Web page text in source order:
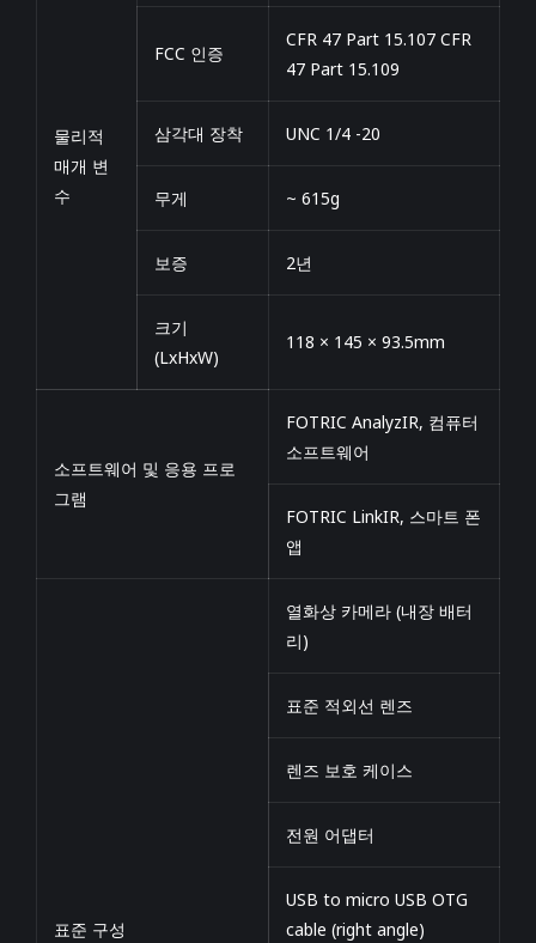
물리적
매개 변
수
FCC 인증
CFR 47 Part 15.107 CFR
47 Part 15.109
삼각대 장착 UNC 1/4 -20
무게 ~ 615g
보증 2년
크기
(LxHxW)
118 × 145 × 93.5mm
소프트웨어 및 응용 프로
그램
FOTRIC AnalyzIR, 컴퓨터
소프트웨어
FOTRIC LinkIR, 스마트 폰
앱
표준 구성
열화상 카메라 (내장 배터
리)
표준 적외선 렌즈
렌즈 보호 케이스
전원 어댑터
USB to micro USB OTG
cable (right angle)